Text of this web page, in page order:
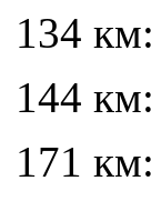
134
144
171